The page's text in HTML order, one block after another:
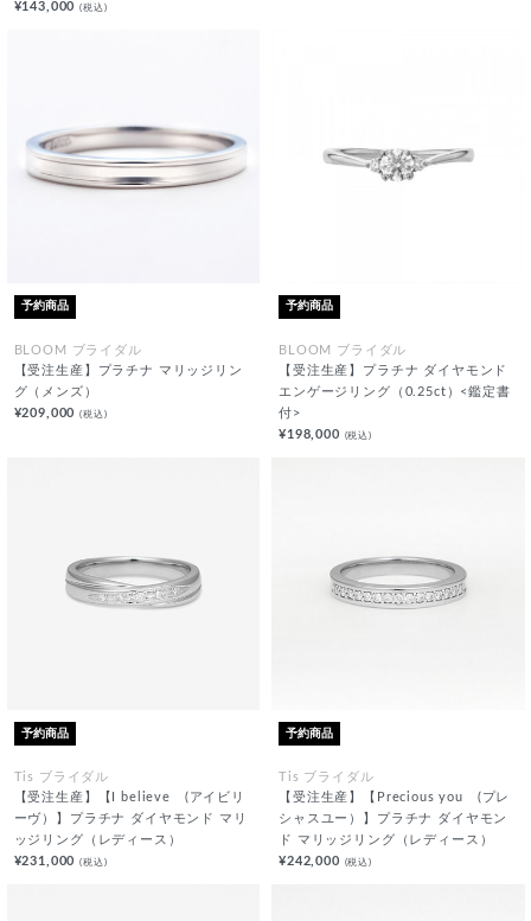
¥143,000(税込)
予約商品
BLOOM ブライダル
【受注生産】プラチナ マリッジリン
グ（メンズ）
¥209,000(税込)
予約商品
BLOOM ブライダル
【受注生産】プラチナ ダイヤモンド
エンゲージリング（0.25ct）<鑑定書
付>
¥198,000 (税込)
予約商品
Tis ブライダル
【受注生産】【I believe (アイビリ
ーヴ）】プラチナ ダイヤモンド マリ
ッジリング（レディース）
¥231,000(税込)
予約商品
Tis ブライダル
【受注生産】【Precious you (プレ
シャスユー）】プラチナ ダイヤモン
ド マリッジリング（レディース）
¥242,000 (税込)